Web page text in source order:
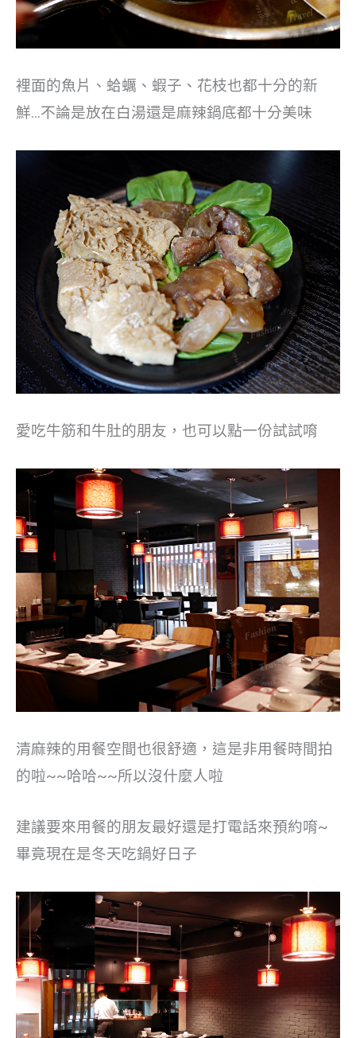
裡面的魚片、蛤蠣、蝦子、花枝也都十分的新
鮮…不論是放在白湯還是麻辣鍋底都十分美味
愛吃牛筋和牛肚的朋友，也可以點一份試試唷
清麻辣的用餐空間也很舒適，這是非用餐時間拍
的啦~~哈哈~~所以沒什麼人啦
建議要來用餐的朋友最好還是打電話來預約唷~
畢竟現在是冬天吃鍋好日子